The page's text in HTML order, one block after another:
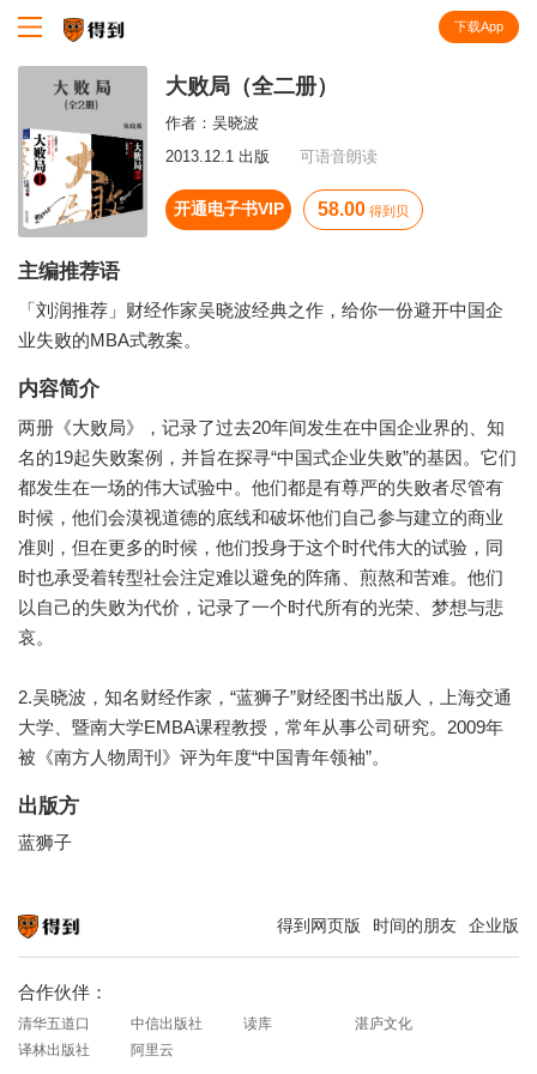
下载App
大败局（全二册）
作者： 吴晓波
2013.12.1 出版
可语音朗读
开通电子书VIP 58.00 得到贝
主编推荐语
「刘润推荐」财经作家吴晓波经典之作，给你一份避开中国企
业失败的MBA式教案。
内容简介
两册《大败局》，记录了过去20年间发生在中国企业界的、知
名的19起失败案例，并旨在探寻“中国式企业失败”的基因。它们
都发生在一场的伟大试验中。他们都是有尊严的失败者尽管有
时候，他们会漠视道德的底线和破坏他们自己参与建立的商业
准则，但在更多的时候，他们投身于这个时代伟大的试验，同
时也承受着转型社会注定难以避免的阵痛、煎熬和苦难。他们
以自己的失败为代价，记录了一个时代所有的光荣、梦想与悲
哀。
2.吴晓波，知名财经作家，“蓝狮子”财经图书出版人，上海交通
大学、暨南大学EMBA课程教授，常年从事公司研究。2009年
出版方
蓝狮子
得到网页版 时间的朋友 企业版
合作伙伴：
清华五道口 中信出版社 读库
湛庐文化
译林出版社
阿里云